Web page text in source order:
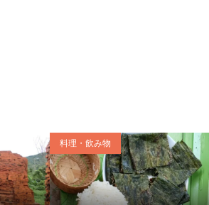
料理・飲み物